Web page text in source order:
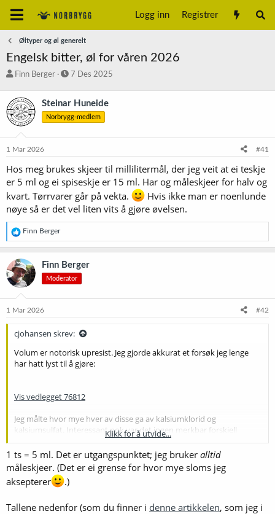
Logg inn Registrer
Øltyper og øl generelt
Engelsk bitter, øl for våren 2026
T
å
d
s
a
r
e
r
Finn Berger
S
t
a
7 Des 2025
Steinar Huneide
Norbrygg-medlem
1 Mar 2026 #41
Hos meg brukes skjeer til millilitermål, der jeg veit at ei teskje
er 5 ml og ei spiseskje er 15 ml. Har og måleskjeer for halv og
kvart. Tørrvarer går på vekta.
Hvis ikke man er noenlunde
nøye så er det vel liten vits å gjøre øvelsen.
R
e
a
k
s
j
o
e
Finn Berger
Finn Berger
Moderator
1 Mar 2026 #42
cjohansen skrev:
Volum er notorisk upresist. Jeg gjorde akkurat et forsøk jeg lenge
har hatt lyst til å gjøre:
Vis vedlegget 76812
Jeg målte hvor mye hver av disse ga av kalsiumklorid og
kalsiumsulfat. Interessant nok var det ingen merkbar forskjell
mellom disse skjeene, men vekta rapporterte mellom 4.5 og 6 gram
for det som for meg så ganske likt ut i volum (5-6 forsøk med hver
skje). Når så stor variasjon er akseptabelt så må jo det bety at
vannjustering ikke er så viktig som mange vil ha det til.
Klikk for å utvide...
1 ts = 5 ml. Det er utgangspunktet; jeg bruker alltid
måleskjeer. (Det er ei grense for hvor mye sloms jeg
aksepterer
.)
Tallene nedenfor (som du finner i denne artikkelen, som jeg i